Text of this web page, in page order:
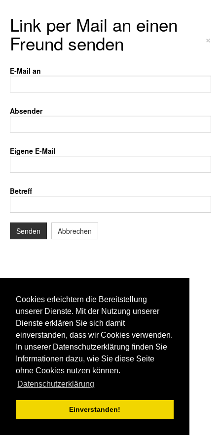
Cookies erleichtern die Bereitstellung
unserer Dienste. Mit der Nutzung unserer
Dienste erklären Sie sich damit
einverstanden, dass wir Cookies verwenden.
In unserer Datenschutzerklärung finden Sie
Informationen dazu, wie Sie diese Seite
ohne Cookies nutzen können.
Datenschutzerklärung
Einverstanden!
Link per Mail an einen
Freund senden ×
E-Mail an
Absender
Eigene E-Mail
Betreff
Senden Abbrechen